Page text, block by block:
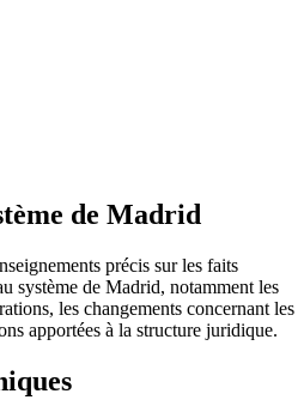
de Madrid
précis sur les faits
système de Madrid, notamment les
les changements concernant les
apportées à la structure juridique.